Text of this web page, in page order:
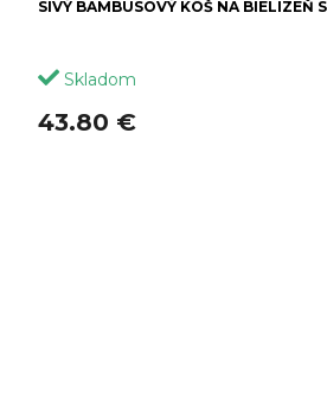
SIVÝ BAMBUSOVÝ KÔŠ NA BIELIZEŇ
Skladom
43.80 €